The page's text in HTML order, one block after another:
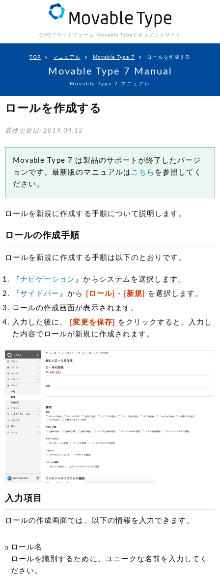
CMSプラットフォーム Movable Type ドキュメントサイト
TOP マニュアル Movable Type 7 ロールを作成する
Movable Type 7 Manual
Movable Type 7 マニュアル
ロールを作成する
最終更新日: 2019.04.12
Movable Type 7 は製品のサポートが終了したバージ
ョンです。最新版のマニュアルは こちら を参照してく
ださい。
ロールを新規に作成する手順について説明します。
ロールの作成手順
ロールを新規に作成する手順は以下のとおりです。
『ナビゲーション 』からシステムを選択します。
『サイドバー 』から [ロール] - [新規]
を選択します。
ロールの作成画面が表示されます。
入力した後に、
[変更を保存]
をクリックすると、入力し
た内容でロールが新規に作成されます。
入力項目
ロールの作成画面では、以下の情報を入力できます。
ロール名
ロールを識別するために、ユニークな名前を入力してく
ださい。